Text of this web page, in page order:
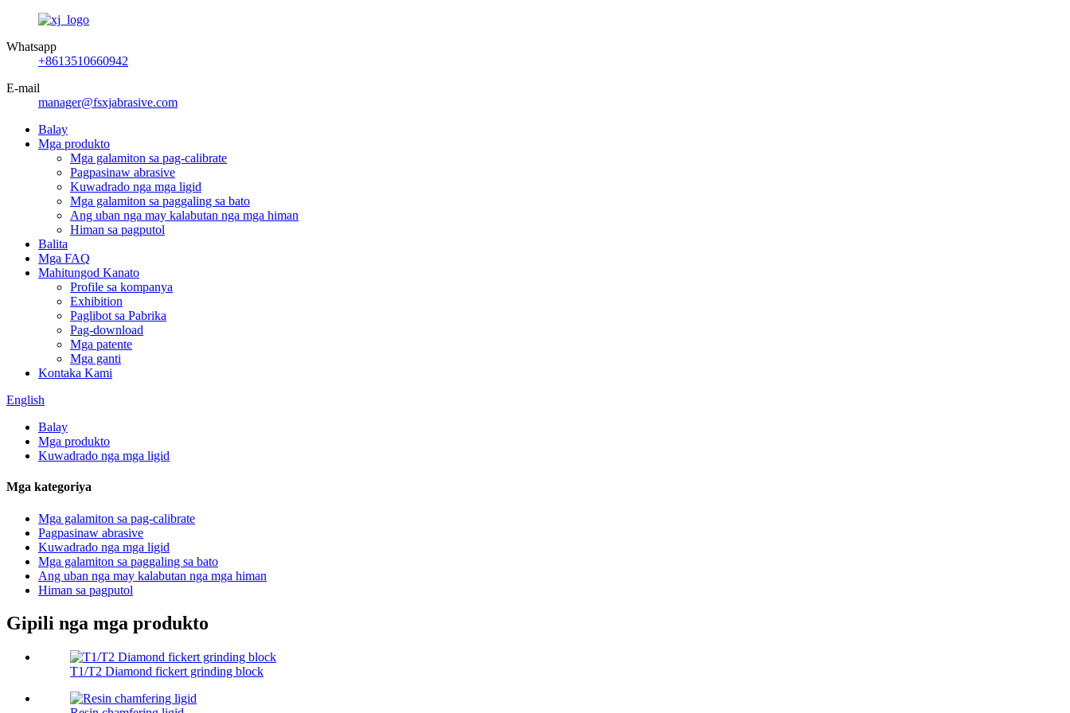
Whatsapp
+8613510660942
E-mail
manager@fsxjabrasive.com
Balay
Mga produkto
Mga galamiton sa pag-calibrate
Pagpasinaw abrasive
Kuwadrado nga mga ligid
Mga galamiton sa paggaling sa bato
Ang uban nga may kalabutan nga mga himan
Himan sa pagputol
Balita
Mga FAQ
Mahitungod Kanato
Profile sa kompanya
Exhibition
Paglibot sa Pabrika
Pag-download
Mga patente
Mga ganti
Kontaka Kami
English
Balay
Mga produkto
Kuwadrado nga mga ligid
Mga kategoriya
Mga galamiton sa pag-calibrate
Pagpasinaw abrasive
Kuwadrado nga mga ligid
Mga galamiton sa paggaling sa bato
Ang uban nga may kalabutan nga mga himan
Himan sa pagputol
Gipili nga mga produkto
T1/T2 Diamond fickert grinding block